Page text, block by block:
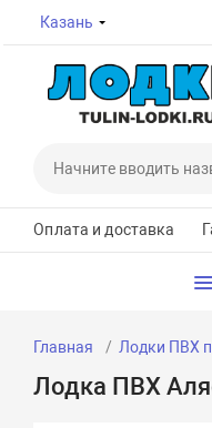
Казань
Оплата и доставка
Главная Лодки ПВХ
Лодка ПВХ